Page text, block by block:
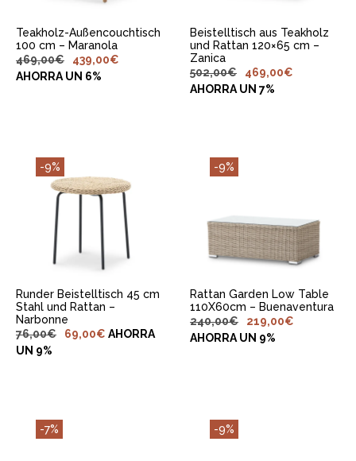
Teakholz-Außencouchtisch
100 cm – Maranola
469,00€ 439,00€
AHORRA UN 6%
Beistelltisch aus Teakholz
und Rattan 120×65 cm –
Zanica
502,00€ 469,00€
AHORRA UN 7%
-9%
IN DEN
WARENKORB
LEGEN
Runder Beistelltisch 45 cm
Stahl und Rattan –
Narbonne
76,00€ 69,00€ AHORRA
UN 9%
-9%
LEGEN
Rattan Garden Low Table
110X60cm – Buenaventura
240,00€ 219,00€
AHORRA UN 9%
-7% -9%